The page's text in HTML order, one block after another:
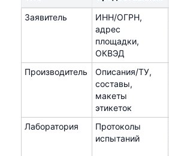
Заявитель
ИНН/ОГРН,
адрес
площадки,
ОКВЭД
Производитель
Описания/ТУ,
составы,
макеты
этикеток
Лаборатория
Протоколы
испытаний